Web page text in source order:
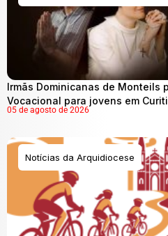
Irmãs Dominicanas de Monteils
Vocacional para jovens em
05 de agosto de 2026
Notícias da Arquidiocese